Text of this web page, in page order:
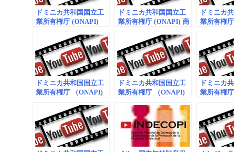
ドミニカ共和国国立工
業所有権庁 (ONAPI)
(embedded)
ドミニカ共和国国立工
業所有権庁 (ONAPI) 商
ドミニカ
業所有権
ドミニカ共和国国立工
業所有権庁 （ONAPI)
(embedded)
ドミニカ共和国国立工
業所有権庁 （ONAPI)
(embedded)
ドミニカ
業所有権